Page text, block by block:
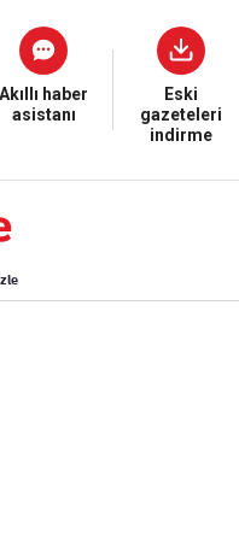
Akıllı haber
asistanı
Eski
gazeteleri
indirme
Kültür-Sanat
Sinema
Arkeoloji
Kitap